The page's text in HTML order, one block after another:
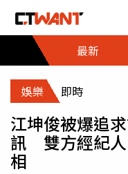
最新
娛樂 即時
江坤俊被爆追
訊 雙方經紀人
相